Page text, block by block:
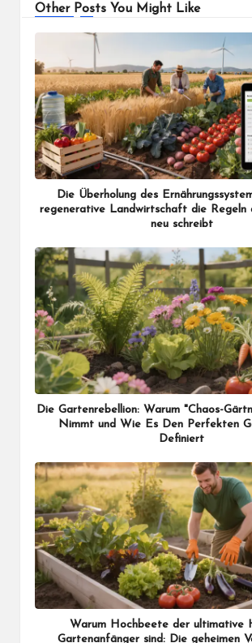
Other Posts You Might Like
Die Überholung des
regenerative Landwirtschaft die Regeln
neu schreibt
Die Gartenrebellion: Warum "Chaos-
Nimmt und Wie Es Den Perfekten
Definiert
Warum Hochbeete der ultimative
Gartenanfänger sind: Die geheimen